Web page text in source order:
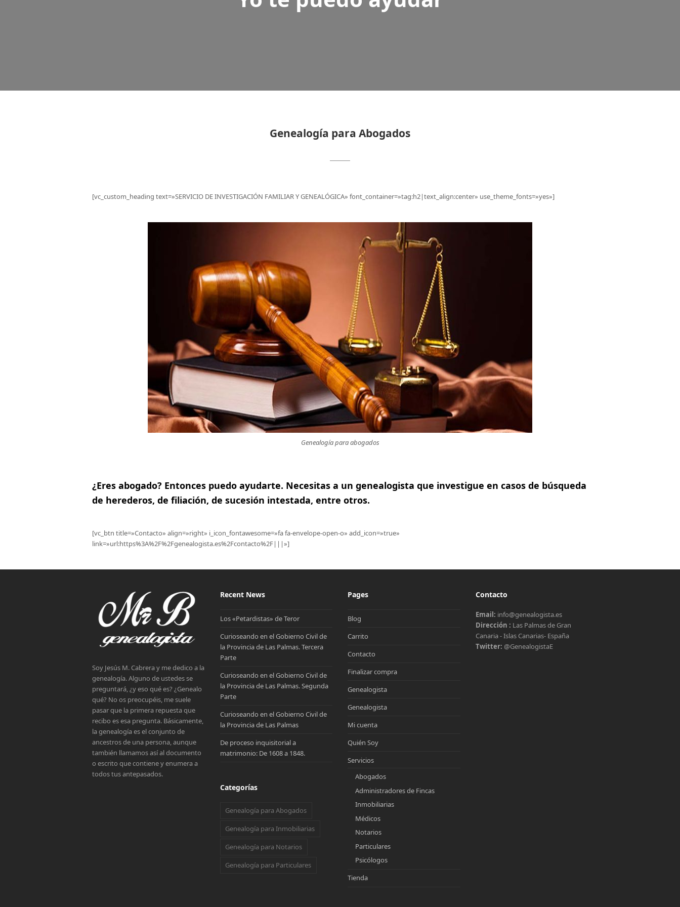
para
heredero
¿
genealogista
profesional?
¿Problemas
de
herencias?
Yo
te
puedo
ayudar
Genealogía para Abogados
[vc_custom_heading text=»SERVICIO DE INVESTIGACIÓN FAMILIAR Y GENEALÓGICA» font_container=»tag:h2|text_align:center» use_theme_fonts=»yes»]
Genealogía para abogados
¿Eres abogado? Entonces puedo ayudarte. Necesitas a un genealogista que investigue en casos de búsqueda
de herederos, de filiación, de sucesión intestada, entre otros.
[vc_btn title=»Contacto» align=»right» i_icon_fontawesome=»fa fa-envelope-open-o» add_icon=»true»
link=»url:https%3A%2F%2Fgenealogista.es%2Fcontacto%2F|||»]
Soy Jesús M. Cabrera y me dedico a la
genealogía. Alguno de ustedes se
preguntará, ¿y eso qué es? ¿Genealo
qué? No os preocupéis, me suele
pasar que la primera repuesta que
recibo es esa pregunta. Básicamente,
la genealogía es el conjunto de
ancestros de una persona, aunque
también llamamos así al documento
o escrito que contiene y enumera a
todos tus antepasados.
Recent News
Los «Petardistas» de Teror
Curioseando en el Gobierno Civil de
la Provincia de Las Palmas. Tercera
Parte
Curioseando en el Gobierno Civil de
la Provincia de Las Palmas. Segunda
Parte
Curioseando en el Gobierno Civil de
la Provincia de Las Palmas
De proceso inquisitorial a
matrimonio: De 1608 a 1848.
Categorías
Genealogía para Abogados
Genealogía para Inmobiliarias
Genealogía para Notarios
Genealogía para Particulares
Pages
Blog
Carrito
Contacto
Finalizar compra
Genealogista
Genealogista
Mi cuenta
Quién Soy
Servicios
Abogados
Administradores de Fincas
Inmobiliarias
Médicos
Notarios
Particulares
Psicólogos
Tienda
Contacto
Email: info@genealogista.es
Dirección : Las Palmas de Gran
Canaria - Islas Canarias- España
Twitter: @GenealogistaE